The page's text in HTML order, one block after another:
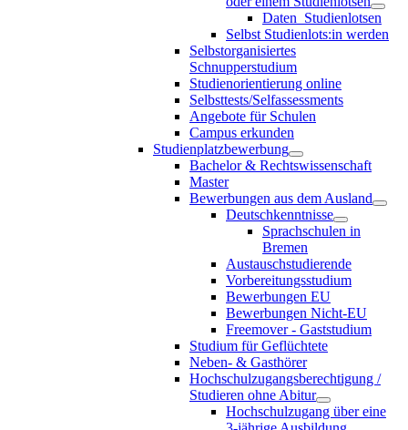
Daten_Studienlotsen
Selbst Studienlots:in werden
Selbstorganisiertes
Schnupperstudium
Studienorientierung online
Selbsttests/Selfassessments
Angebote für Schulen
Campus erkunden
Studienplatzbewerbung
Bachelor & Rechtswissenschaft
Master
Bewerbungen aus dem Ausland
Deutschkenntnisse
Sprachschulen in
Bremen
Austauschstudierende
Vorbereitungsstudium
Bewerbungen EU
Bewerbungen Nicht-EU
Freemover - Gaststudium
Studium für Geflüchtete
Neben- & Gasthörer
Hochschulzugangsberechtigung /
Studieren ohne Abitur
Hochschulzugang über eine